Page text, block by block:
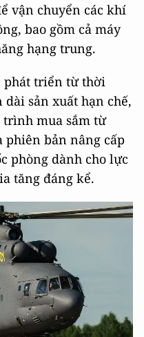
vận chuyển các khí
bao gồm cả máy
hạng trung.
phát triển từ thời
sản xuất hạn chế,
trình mua sắm từ
phiên bản nâng cấp
phòng dành cho lực
tăng đáng kể.